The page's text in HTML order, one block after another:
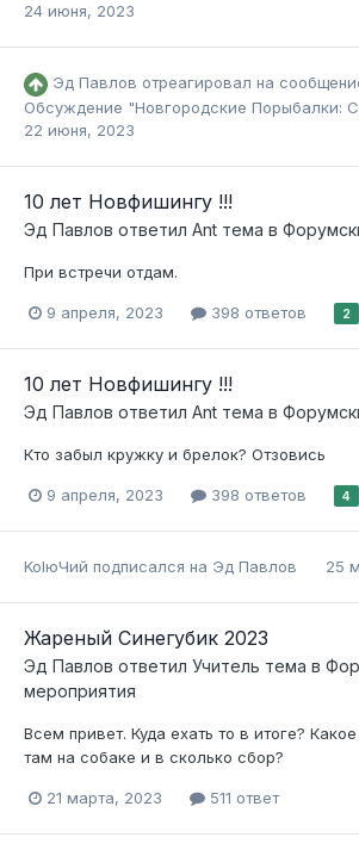
24 июня, 2023
Эд Павлов отреагировал на
Обсуждение "Новгородские Порыбалки:
22 июня, 2023
10 лет Новфишингу !!!
Эд Павлов ответил Ant тема в
При встречи отдам.
9 апреля, 2023 398 ответов 2
10 лет Новфишингу !!!
Эд Павлов ответил Ant тема в
Кто забыл кружку и брелок? Отзовись
9 апреля, 2023 398 ответов 4
KolюЧий подписался на Эд Павлов 25
Жареный Синегубик 2023
Эд Павлов ответил Учитель тема в
мероприятия
Всем привет. Куда ехать то в итоге?
там на собаке и в сколько сбор?
21 марта, 2023 511 ответ